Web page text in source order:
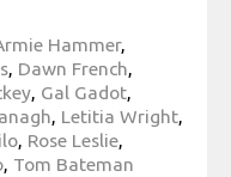
Hammer,
, Dawn French,
, Gal Gadot,
, Letitia Wright,
, Rose Leslie,
, Tom Bateman